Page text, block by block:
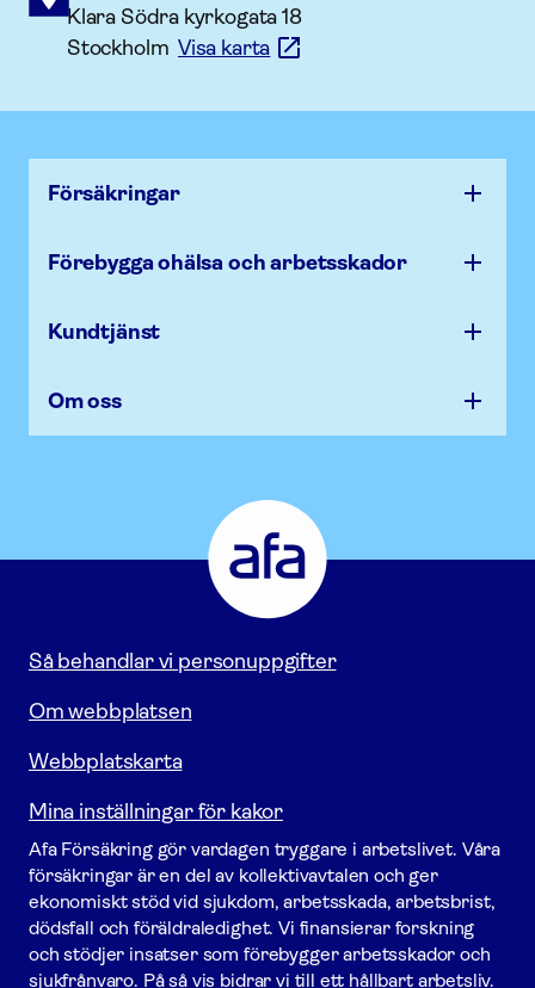
Klara Södra kyrkogata 18
StockholmVisa karta
Försäk­ringar
Förebygga ohälsa och arbets­skador
Kundtjänst
Om oss
Försäkring
Gå
till
startsidan
Så behandlar vi personuppgifter
Om webbplatsen
Webbplatskarta
Mina inställningar för kakor
Afa För­säkring gör vardagen tryggare i arbetslivet. Våra
försäk­ringar är en del av kollektivavtalen och ger
ekonomiskt stöd vid sjukdom, arbetsskada, arbetsbrist,
dödsfall och föräldraledighet. Vi finansierar forskning
och stödjer insatser som förebygger arbets­skador och
sjukfrånvaro. På så vis bidrar vi till ett hållbart arbetsliv.